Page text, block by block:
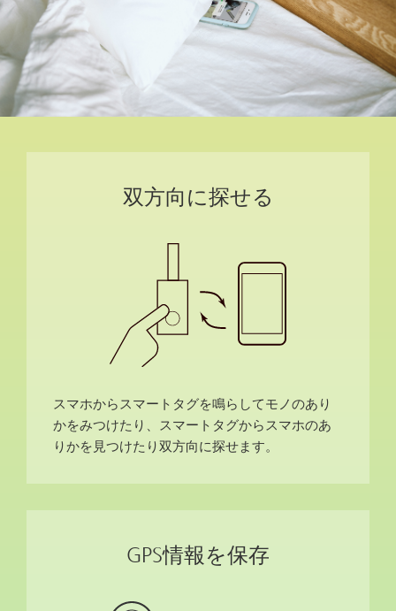
双方向に探せる
スマホからスマートタグを鳴らしてモノのあり
かをみつけたり、スマートタグからスマホのあ
りかを見つけたり双方向に探せます。
GPS情報を保存